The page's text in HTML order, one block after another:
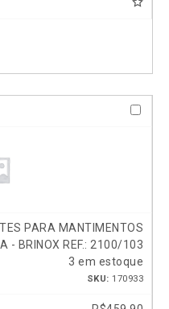
PARA MANTIMENTOS
- BRINOX REF.: 2100/103
3 em estoque
SKU: 170933